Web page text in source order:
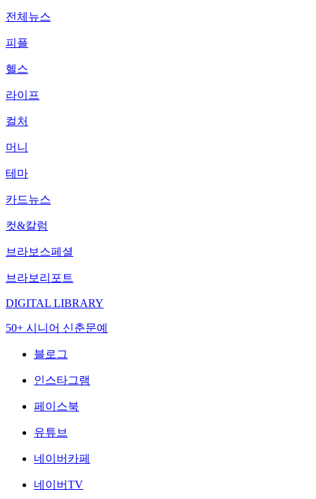
전체뉴스
피플
헬스
라이프
컬처
머니
테마
카드뉴스
컷&칼럼
브라보스페셜
브라보리포트
DIGITAL LIBRARY
50+ 시니어 신춘문예
블로그
인스타그램
페이스북
유튜브
네이버카페
네이버TV